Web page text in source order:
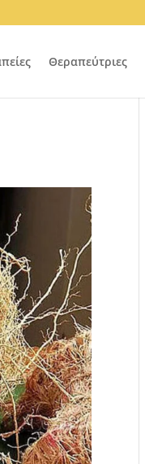
Θεραπεύτριες